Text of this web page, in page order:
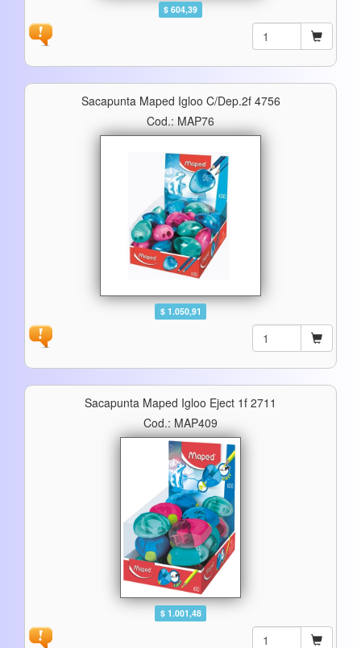
$ 604,39
Sacapunta Maped Igloo C/dep.2f 4756
Cod.: MAP76
$ 1.050,91
Sacapunta Maped Igloo Eject 1f 2711
Cod.: MAP409
$ 1.001,48